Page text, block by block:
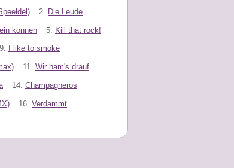
2. Die Leude
können 5. Kill that rock!
9. I like to smoke
11. Wir ham's drauf
14. Champagneros
16. Verdammt